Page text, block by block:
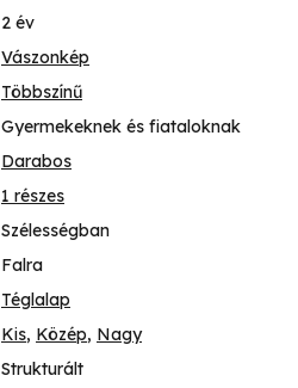
2 év
Vászonkép
Többszínű
Gyermekeknek és fiataloknak
Darabos
1 részes
Szélességban
Falra
Téglalap
Kis, Közép, Nagy
Strukturált